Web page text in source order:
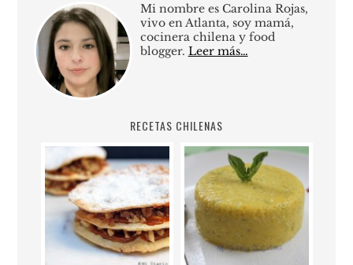
Mi nombre es Carolina Rojas,
vivo en Atlanta, soy mamá,
cocinera chilena y food
blogger. Leer más…
RECETAS CHILENAS